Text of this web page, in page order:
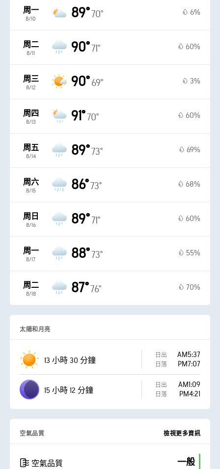
周一
8/10 89°70° 6%
周二
8/11 90°71° 60%
周三
8/12 90° 69° 3%
周四
8/13 91°70° 60%
周五
8/14 89°73° 69%
周六
8/15 86°73° 68%
周日
8/16 89°71° 60%
周一
8/17 88°73° 55%
周二
8/18 87°76° 70%
太陽和月亮
13 小時 30 分鐘
日出 AM5:37
日落 PM7:07
15 小時 12 分鐘
日出 AM1:09
日落 PM4:21
空氣品質 檢視更多資訊
空氣品質 一般